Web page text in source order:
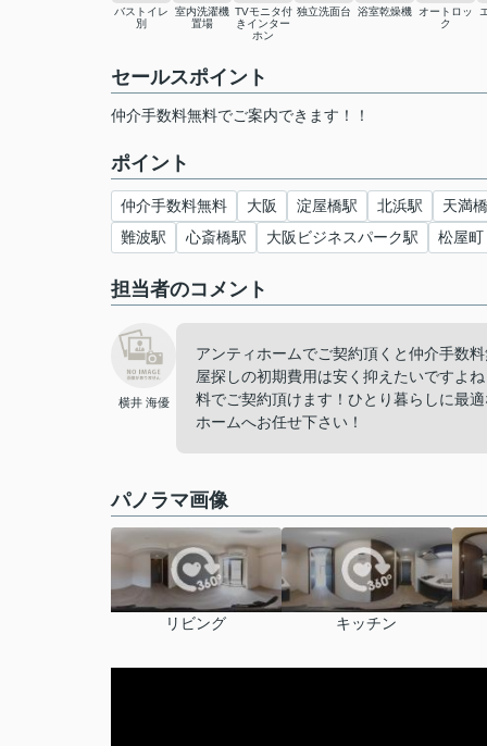
バストイレ
別
室内洗濯機
置場
TVモニタ付
きインター
ホン
独立洗面台 浴室乾燥機
オートロッ
ク
セールスポイント
仲介手数料無料でご案内できます！！
ポイント
仲介手数料無料 大阪 淀屋橋駅 北浜駅
天満
難波駅
心斎橋駅 大阪ビジネスパーク駅 松屋町
担当者のコメント
横井 海優
アンティホームでご契約頂くと仲介手数
屋探しの初期費用は安く抑えたいですよ
料でご契約頂けます！ひとり暮らしに最
ホームへお任せ下さい！
パノラマ画像
リビング キッチン